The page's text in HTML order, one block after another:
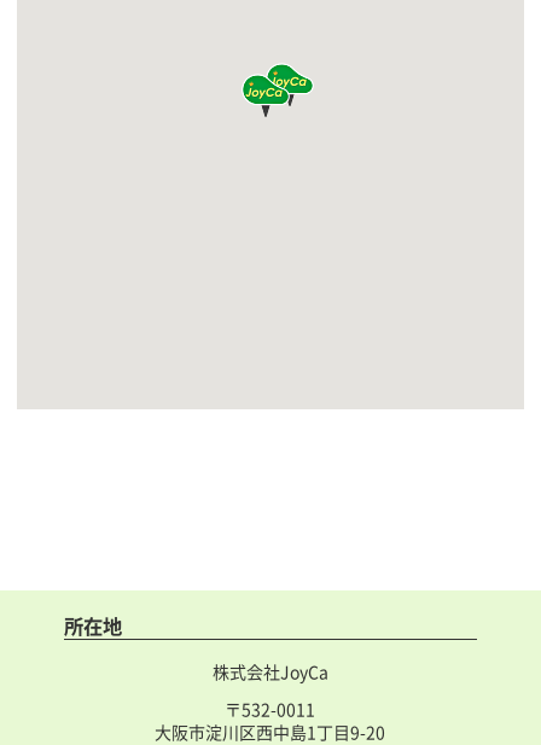
所在地
株式会社JoyCa
〒532-0011
大阪市淀川区西中島1丁目9-20